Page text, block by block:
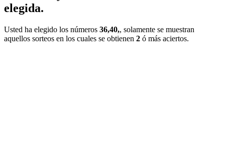
elegida.
Usted ha elegido los números 36,40,, solamente se muestran
aquellos sorteos en los cuales se obtienen 2 ó más aciertos.